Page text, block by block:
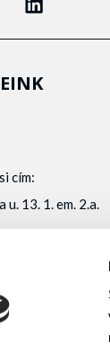
cím:
13. 1. em. 2.a.
száma: E/
vételi